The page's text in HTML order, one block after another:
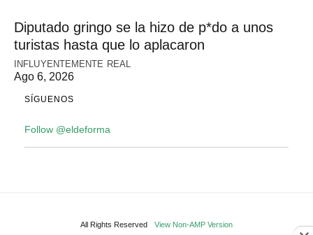
Diputado gringo se la hizo de p*do a unos
turistas hasta que lo aplacaron
INFLUYENTEMENTE REAL
Ago 6, 2026
SÍGUENOS
Follow @eldeforma
All Rights Reserved View Non-AMP Version